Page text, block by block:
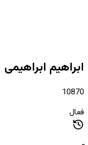
ابراهیم ابراهیمی
10870
فعال